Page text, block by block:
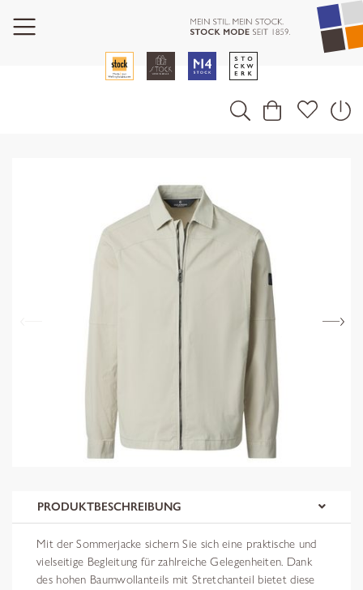
PRODUKTBESCHREIBUNG
Mit der Sommerjacke sichern Sie sich eine praktische und
vielseitige Begleitung für zahlreiche Gelegenheiten. Dank
des hohen Baumwollanteils mit Stretchanteil bietet diese